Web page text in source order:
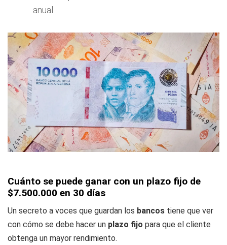
anual
Cuánto se puede ganar con un plazo fijo de
$7.500.000 en 30 días
Un secreto a voces que guardan los bancos tiene que ver
con cómo se debe hacer un plazo fijo para que el cliente
obtenga un mayor rendimiento.